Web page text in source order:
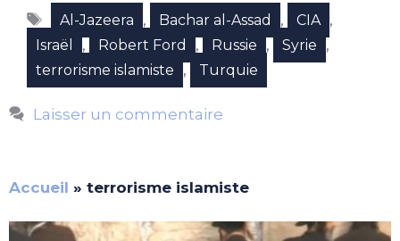
Étiquettes
Al-Jazeera , Bachar al-Assad , CIA ,
Israël , Robert Ford , Russie , Syrie ,
terrorisme islamiste , Turquie
Laisser un commentaire
Accueil » terrorisme islamiste